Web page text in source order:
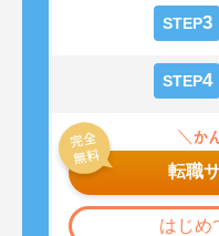
STEP3
STEP4
転職
はじめ